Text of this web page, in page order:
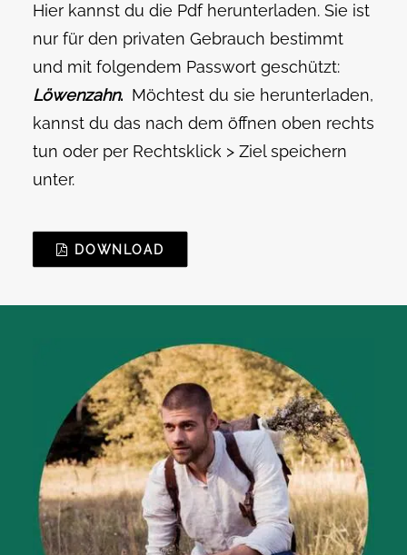
Hier kannst du die Pdf herunterladen. Sie ist
nur für den privaten Gebrauch bestimmt
und mit folgendem Passwort geschützt:
Löwenzahn. Möchtest du sie herunterladen,
kannst du das nach dem öffnen oben rechts
tun oder per Rechtsklick > Ziel speichern
unter.
DOWNLOAD